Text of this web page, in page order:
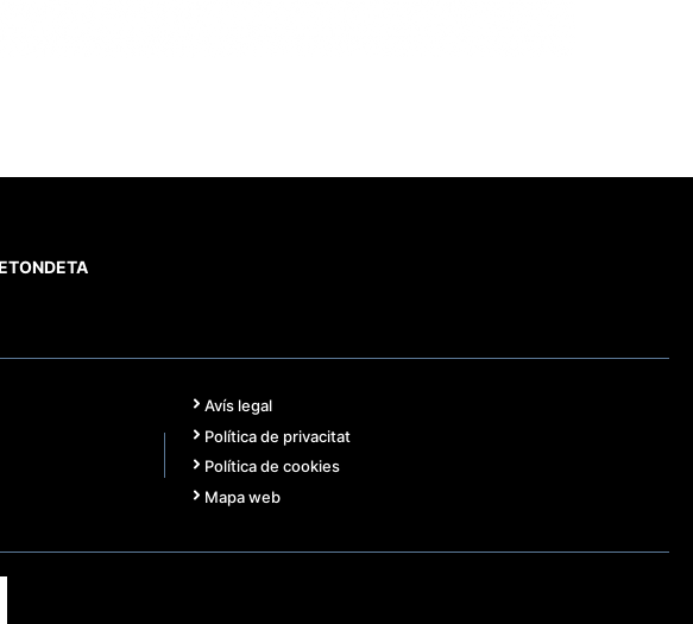
Avís legal
Política de privacitat
Política de cookies
Mapa web